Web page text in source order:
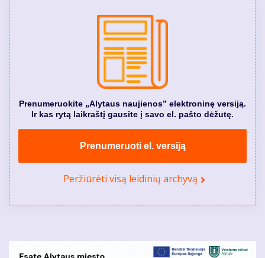
Prenumeruokite „Alytaus naujienos” elektroninę versiją.
Ir kas rytą laikraštį gausite į savo el. pašto dėžutę.
Prenumeruoti el. versiją
Peržiūrėti visą leidinių archyvą